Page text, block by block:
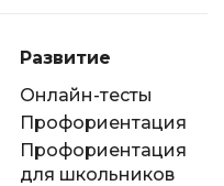
Развитие
Онлайн-тесты
Профориентация
Профориентация
для школьников